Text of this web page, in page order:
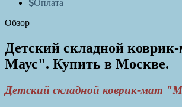
Оплата
Обзор
Детский складной
Маус". Купить в Москве.
Детский складной коврик-мат